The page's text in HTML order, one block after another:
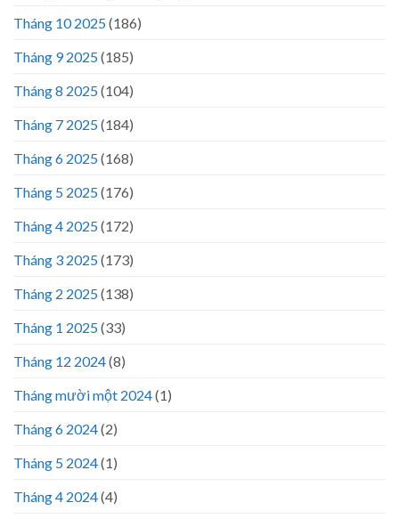
Tháng 10 2025(186)
Tháng 9 2025(185)
Tháng 8 2025(104)
Tháng 7 2025(184)
Tháng 6 2025(168)
Tháng 5 2025(176)
Tháng 4 2025(172)
Tháng 3 2025(173)
Tháng 2 2025(138)
Tháng 1 2025(33)
Tháng 12 2024(8)
Tháng mười một 2024(1)
Tháng 6 2024(2)
Tháng 5 2024(1)
Tháng 4 2024(4)